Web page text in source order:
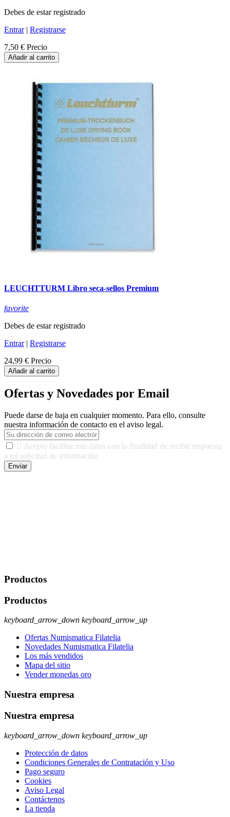
Debes de estar registrado
Entrar| Registrarse
7,50 € Precio
Añadir al carrito
LEUCHTTURM Libro seca-sellos Premium
favorite
Debes de estar registrado
Entrar| Registrarse
24,99 € Precio
Añadir al carrito
Ofertas y Novedades por Email
Puede darse de baja en cualquier momento. Para ello, consulte
nuestra información de contacto en el aviso legal.
 Acepto facilitar mis datos con la finalidad de recibir respuesta
a mi solicitud de información
Enviar
Productos
Productos
keyboard_arrow_down keyboard_arrow_up
Ofertas Numismatica Filatelia
Novedades Numismatica Filatelia
Los más vendidos
Mapa del sitio
Vender monedas oro
Nuestra empresa
Nuestra empresa
keyboard_arrow_down keyboard_arrow_up
Protección de datos
Condiciones Generales de Contratación y Uso
Pago seguro
Cookies
Aviso Legal
Contáctenos
La tienda